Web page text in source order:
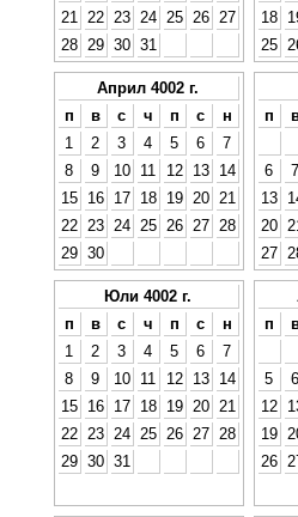
21
22 23 24 25 26
27
28
29 30 31
18
25
Април 4002 г.
п
в с ч п с
н
1
2 3 4 5 6
7
8
9 10 11 12 13
14
15
16 17 18 19 20
21
22
23 24 25 26 27
28
29 30
п
6
7
13
20
27
Юли 4002 г.
п
в с ч п с
н
1
2 3 4 5 6
7
8
9 10 11 12 13
14
15
16 17 18 19 20
21
22
23 24 25 26 27
28
29 30 31
п
5
6
12
19
26